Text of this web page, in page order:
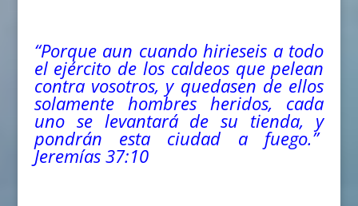
“Porque aun cuando hirieseis a todo
el ejército de los caldeos que pelean
contra vosotros, y quedasen de ellos
solamente hombres heridos, cada
uno se levantará de su tienda, y
pondrán esta ciudad a fuego.”
Jeremías 37:10